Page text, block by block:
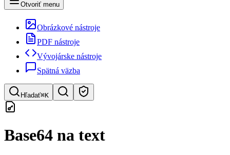
Otvoriť menu
Obrázkové nástroje
PDF nástroje
Vývojárske nástroje
Spätná väzba
Hľadať⌘K
Hľadať nástroje
Rýchle vyhľadávanie nástrojov
Base64 na text